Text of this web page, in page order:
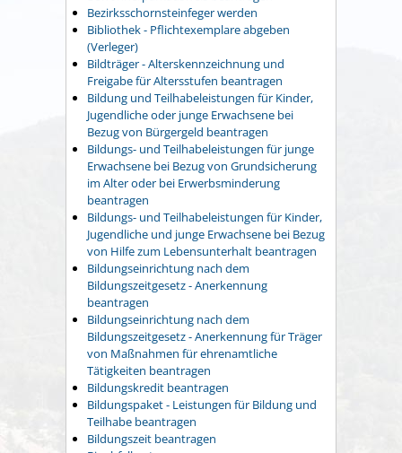
Bezirksschornsteinfeger werden
Bibliothek - Pflichtexemplare abgeben
(Verleger)
Bildträger - Alterskennzeichnung und
Freigabe für Altersstufen beantragen
Bildung und Teilhabeleistungen für Kinder,
Jugendliche oder junge Erwachsene bei
Bezug von Bürgergeld beantragen
Bildungs- und Teilhabeleistungen für junge
Erwachsene bei Bezug von Grundsicherung
im Alter oder bei Erwerbsminderung
beantragen
Bildungs- und Teilhabeleistungen für Kinder,
Jugendliche und junge Erwachsene bei Bezug
von Hilfe zum Lebensunterhalt beantragen
Bildungseinrichtung nach dem
Bildungszeitgesetz - Anerkennung
beantragen
Bildungseinrichtung nach dem
Bildungszeitgesetz - Anerkennung für Träger
von Maßnahmen für ehrenamtliche
Tätigkeiten beantragen
Bildungskredit beantragen
Bildungspaket - Leistungen für Bildung und
Teilhabe beantragen
Bildungszeit beantragen